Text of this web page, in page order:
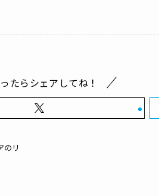
たらシェアしてね！
のリ